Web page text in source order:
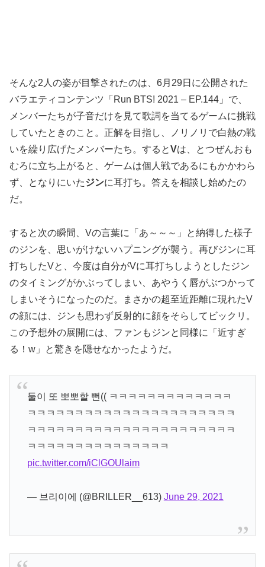
そんな2人の姿が目撃されたのは、6月29日に公開された
バラエティコンテンツ「Run BTS! 2021 – EP.144」で、
メンバーたちが子音だけを見て歌詞を当てるゲームに挑戦
していたときのこと。正解を目指し、ノリノリで白熱の戦
いを繰り広げたメンバーたち。するとVは、とつぜんおも
むろに立ち上がると、ゲームは個人戦であるにもかかわら
ず、となりにいたジンに耳打ち。答えを相談し始めたの
だ。
すると次の瞬間、Vの言葉に「あ～～～」と納得した様子
のジンを、思いがけないハプニングが襲う。再びジンに耳
打ちしたVと、今度は自分がVに耳打ちしようとしたジン
のタイミングがかぶってしまい、あやうく唇がぶつかって
しまいそうになったのだ。まさかの超至近距離に現れたV
の顔には、ジンも思わず反射的に顔をそらしてビックリ。
この予想外の展開には、ファンもジンと同様に「近すぎ
る！w」と驚きを隠せなかったようだ。
둘이 또 뽀뽀할 뻔(( ㅋㅋㅋㅋㅋㅋㅋㅋㅋㅋㅋㅋㅋ
ㅋㅋㅋㅋㅋㅋㅋㅋㅋㅋㅋㅋㅋㅋㅋㅋㅋㅋㅋㅋㅋㅋ
ㅋㅋㅋㅋㅋㅋㅋㅋㅋㅋㅋㅋㅋㅋㅋㅋㅋㅋㅋㅋㅋㅋ
ㅋㅋㅋㅋㅋㅋㅋㅋㅋㅋㅋㅋㅋㅋㅋ
pic.twitter.com/iClGOUlaim
— 브리이에 (@BRILLER__613) June 29, 2021